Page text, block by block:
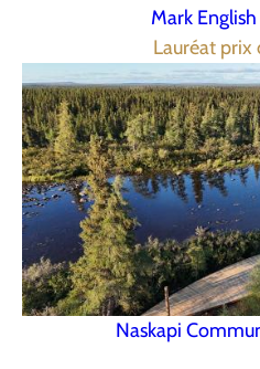
Mark
Lauréat prix
Naskapi